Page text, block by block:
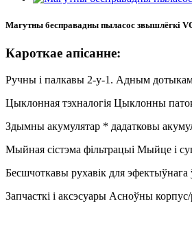
Магутны бесправадны пыласос звышлёгкі
Кароткае апісанне:
Ручны і палкавы 2-у-1. Адным дотыкам
Цыклонная тэхналогія Цыклонны паток
Здымны акумулятар * дадатковы
Мыйная сістэма фільтрацыі Мыйце і
Бесшчоткавы рухавік для эфектыўнага
Запчасткі і аксэсуары Асноўны